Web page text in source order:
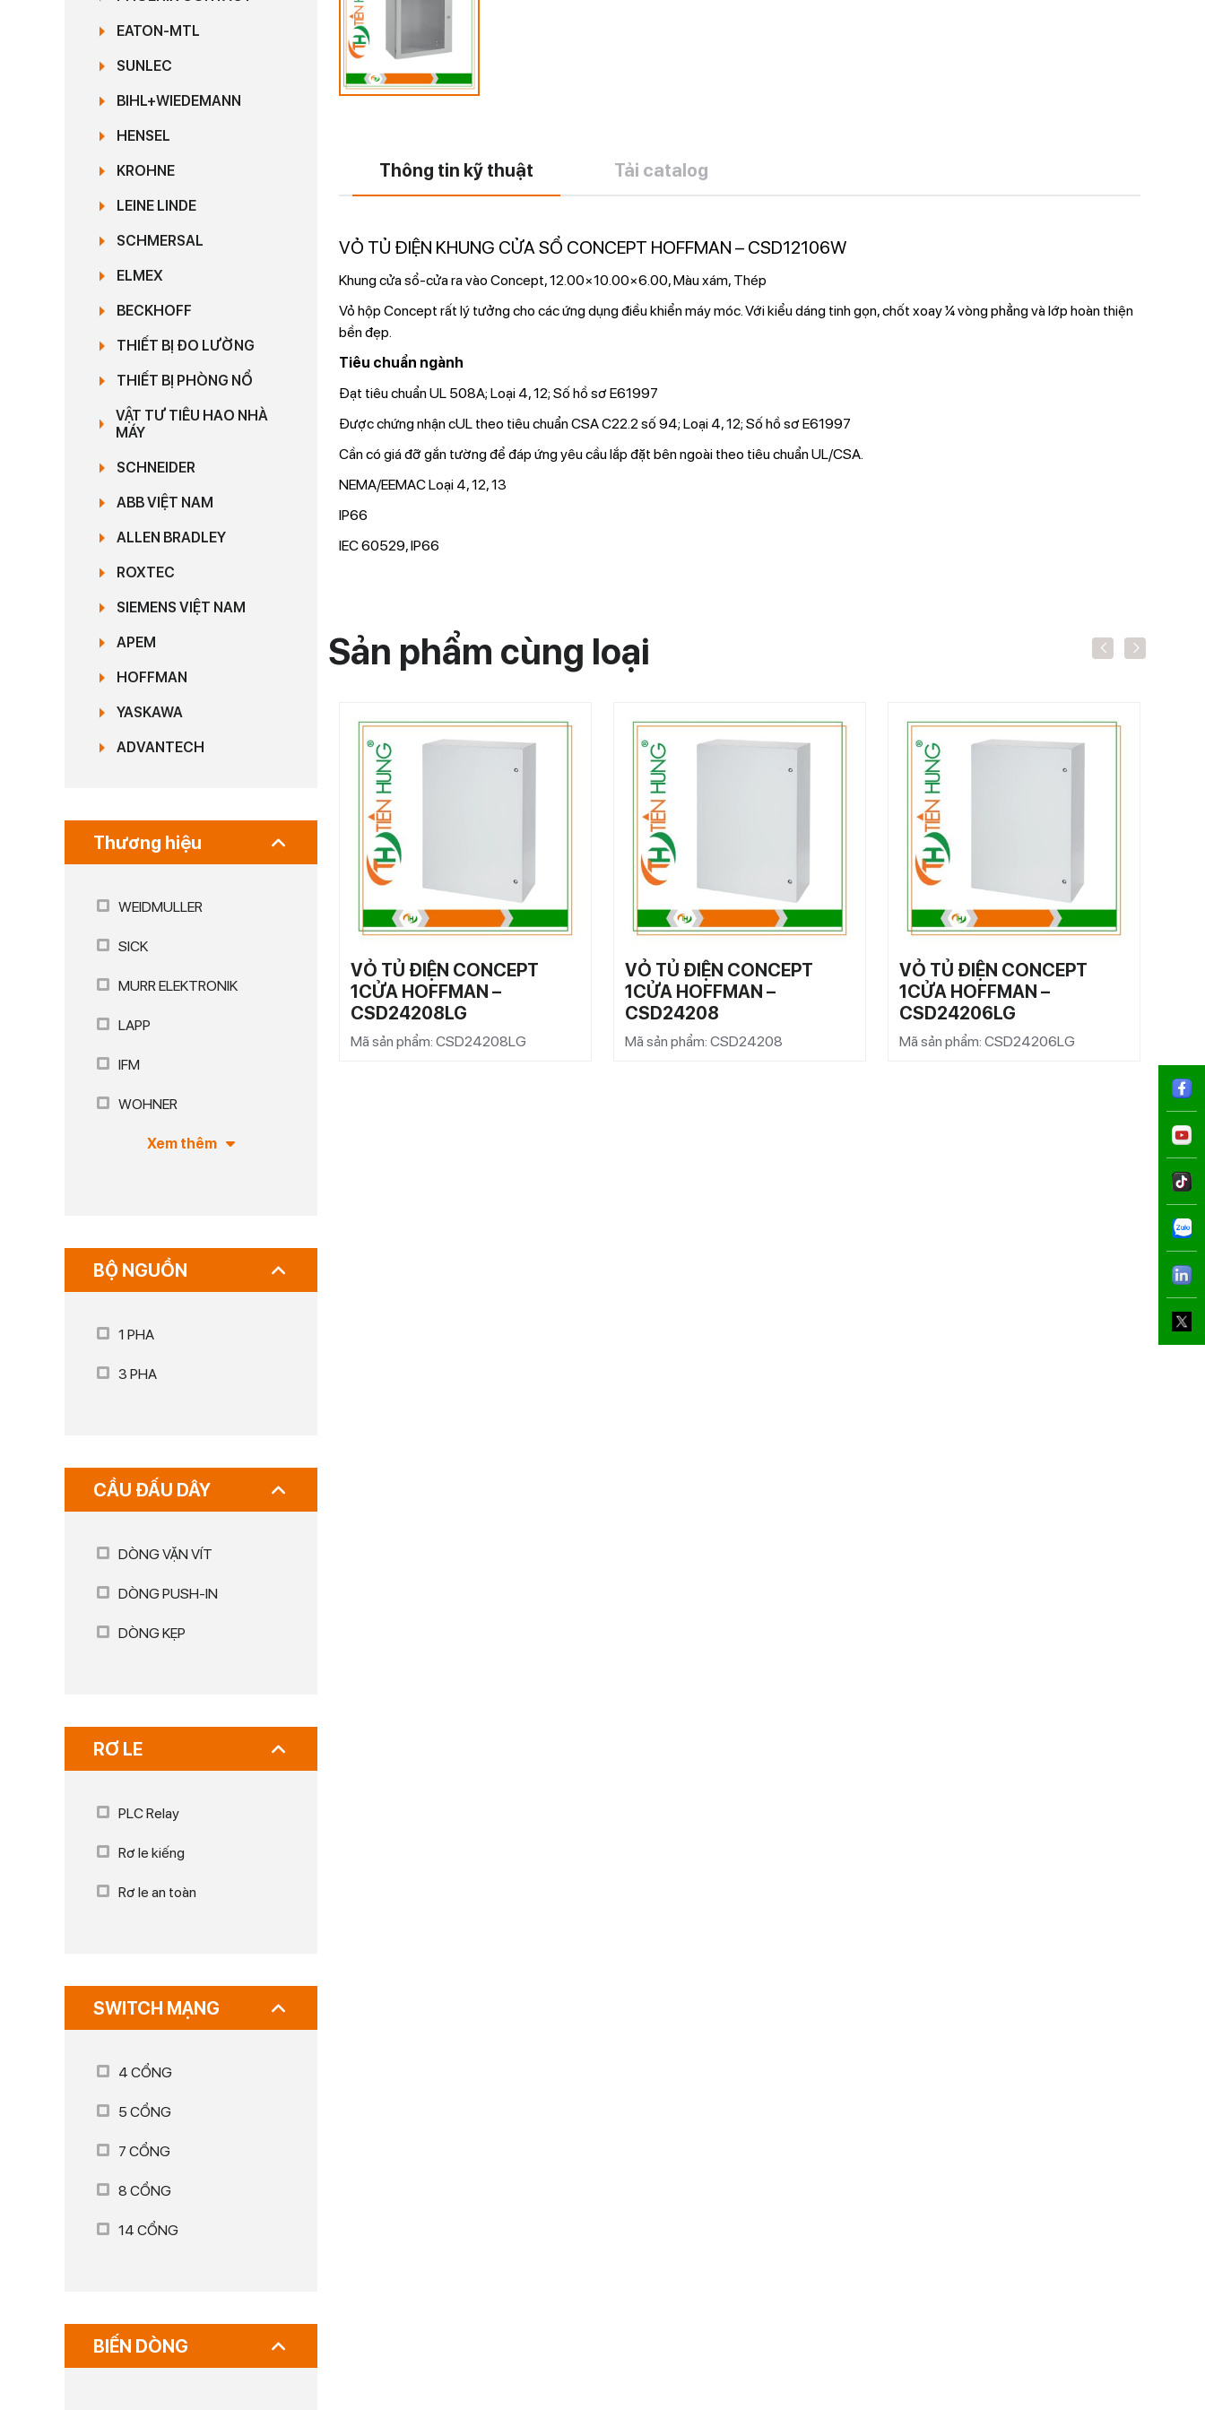
EATON-MTL
SUNLEC
BIHL+WIEDEMANN
HENSEL
KROHNE
LEINE LINDE
SCHMERSAL
ELMEX
BECKHOFF
THIẾT BỊ ĐO LƯỜNG
THIẾT BỊ PHÒNG NỔ
VẬT TƯ TIÊU HAO NHÀ
MÁY
SCHNEIDER
ABB VIỆT NAM
ALLEN BRADLEY
ROXTEC
SIEMENS VIỆT NAM
APEM
HOFFMAN
YASKAWA
ADVANTECH
Thương hiệu
WEIDMULLER
SICK
MURR ELEKTRONIK
LAPP
IFM
WOHNER
Xem thêm
BỘ NGUỒN
1 PHA
3 PHA
CẦU ĐẤU DÂY
DÒNG VẶN VÍT
DÒNG PUSH-IN
DÒNG KẸP
RƠ LE
PLC Relay
Rơ le kiếng
Rơ le an toàn
SWITCH MẠNG
4 CỔNG
5 CỔNG
7 CỔNG
8 CỔNG
14 CỔNG
BIẾN DÒNG
Thông tin kỹ thuật Tải catalog
VỎ TỦ ĐIỆN KHUNG CỬA SỔ CONCEPT HOFFMAN – CSD12106W
Khung cửa sổ-cửa ra vào Concept, 12.00×10.00×6.00, Màu xám, Thép
Vỏ hộp Concept rất lý tưởng cho các ứng dụng điều khiển máy móc. Với kiểu dáng tinh gọn, chốt xoay ¼ vòng phẳng và lớp hoàn thiện
bền đẹp.
Tiêu chuẩn ngành
Đạt tiêu chuẩn UL 508A; Loại 4, 12; Số hồ sơ E61997
Được chứng nhận cUL theo tiêu chuẩn CSA C22.2 số 94; Loại 4, 12; Số hồ sơ E61997
Cần có giá đỡ gắn tường để đáp ứng yêu cầu lắp đặt bên ngoài theo tiêu chuẩn UL/CSA.
NEMA/EEMAC Loại 4, 12, 13
IP66
IEC 60529, IP66
Sản phẩm cùng loại
VỎ TỦ ĐIỆN CONCEPT
1CỬA HOFFMAN –
CSD24208LG
Mã sản phẩm: CSD24208LG
VỎ TỦ ĐIỆN CONCEPT
1CỬA HOFFMAN –
CSD24208
Mã sản phẩm: CSD24208
VỎ TỦ ĐIỆN CONCEPT
1CỬA HOFFMAN –
CSD24206LG
Mã sản phẩm: CSD24206LG